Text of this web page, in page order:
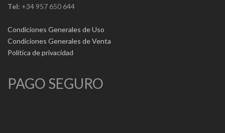
Tel: +34 957 650 644
Condiciones Generales de Uso
Condiciones Generales de Venta
Política de privacidad
PAGO SEGURO